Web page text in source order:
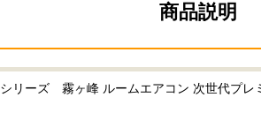
商品説明
リーズ 霧ヶ峰 ルームエアコン 次世代プ